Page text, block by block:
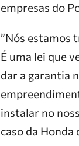
empresas do
”Nós estamos
É uma lei que
dar a garantia
instalar no
caso da Honda